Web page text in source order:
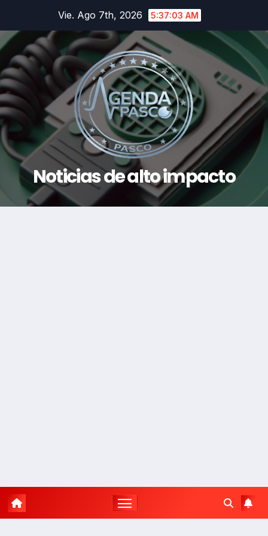
contenido
Vie. Ago 7th, 2026 5:37:04 AM
Noticias de alto impacto